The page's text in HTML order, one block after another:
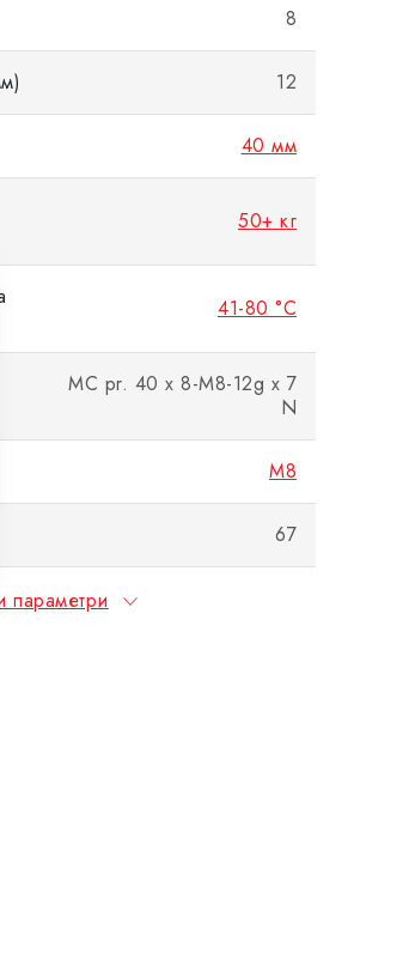
8
12
40 мм
50+ кг
41-80 °C
MC pr. 40 x 8-M8-12g x 7
N
M8
67
параметри